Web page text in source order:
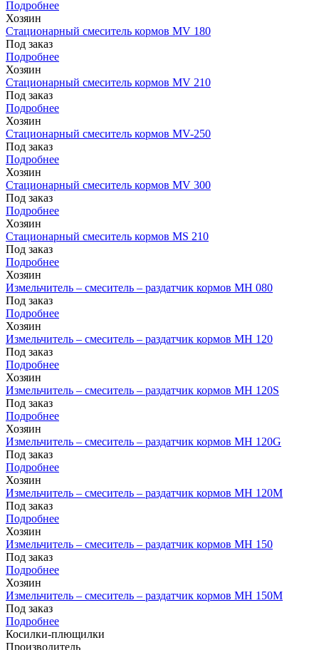
Подробнее
Хозяин
Стационарный смеситель кормов MV 180
Под заказ
Подробнее
Хозяин
Стационарный смеситель кормов MV 210
Под заказ
Подробнее
Хозяин
Стационарный смеситель кормов MV-250
Под заказ
Подробнее
Хозяин
Стационарный смеситель кормов MV 300
Под заказ
Подробнее
Хозяин
Стационарный смеситель кормов MS 210
Под заказ
Подробнее
Хозяин
Измельчитель – смеситель – раздатчик кормов MH 080
Под заказ
Подробнее
Хозяин
Измельчитель – смеситель – раздатчик кормов MH 120
Под заказ
Подробнее
Хозяин
Измельчитель – смеситель – раздатчик кормов MH 120S
Под заказ
Подробнее
Хозяин
Измельчитель – смеситель – раздатчик кормов MH 120G
Под заказ
Подробнее
Хозяин
Измельчитель – смеситель – раздатчик кормов MH 120М
Под заказ
Подробнее
Хозяин
Измельчитель – смеситель – раздатчик кормов MH 150
Под заказ
Подробнее
Хозяин
Измельчитель – смеситель – раздатчик кормов MH 150М
Под заказ
Подробнее
Косилки-плющилки
Производитель